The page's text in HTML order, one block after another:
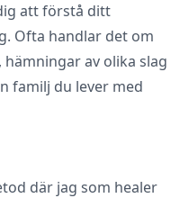
att förstå ditt
Ofta handlar det om
av olika slag
familj du lever med
där jag som healer